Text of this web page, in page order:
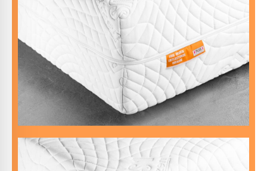
DIE DRUCKENTLASTENDE WEICHE
Das Softeste, was auf dem Matratzenmarkt erhältlich
ist!
Versinke wolkengleich und entdecke die totale
Entspannung
Hier findest du das lang ersehnte „Wasserbettfeeling“
Diese wärmende Matratze unterstützt dich in deinem